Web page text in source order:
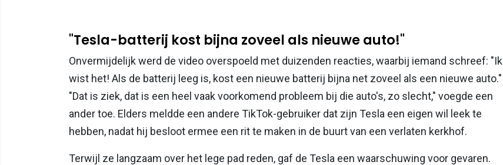
"Tesla-batterij kost bijna zoveel als nieuwe auto!"
Onvermijdelijk werd de video overspoeld met duizenden reacties, waarbij iemand schreef: "Ik
wist het! Als de batterij leeg is, kost een nieuwe batterij bijna net zoveel als een nieuwe auto."
"Dat is ziek, dat is een heel vaak voorkomend probleem bij die auto's, zo slecht," voegde een
ander toe. Elders meldde een andere TikTok-gebruiker dat zijn Tesla een eigen wil leek te
hebben, nadat hij besloot ermee een rit te maken in de buurt van een verlaten kerkhof.
Terwijl ze langzaam over het lege pad reden, gaf de Tesla een waarschuwing voor gevaren.